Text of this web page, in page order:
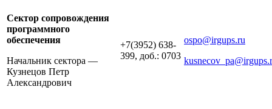
Сектор сопровождения
программного
обеспечения
Начальник сектора —
Кузнецов Петр
Александрович
+7(3952) 638-
399, доб.: 0703
ospo@irgups.ru